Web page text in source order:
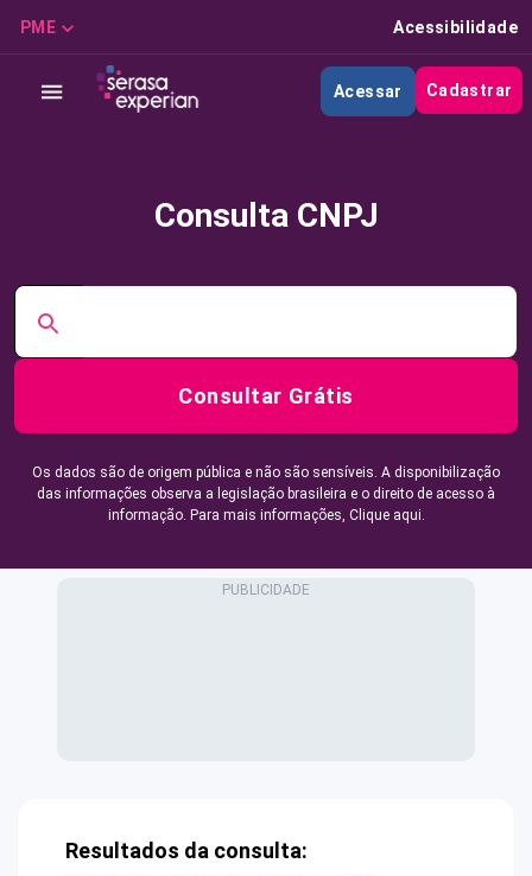
PME Acessibilidade
Acessar Cadastrar
Consulta CNPJ
Consultar Grátis
Os dados são de origem pública e não são sensíveis. A disponibilização
das informações observa a legislação brasileira e o direito de acesso à
informação. Para mais informações, Clique aqui.
Resultados da consulta: